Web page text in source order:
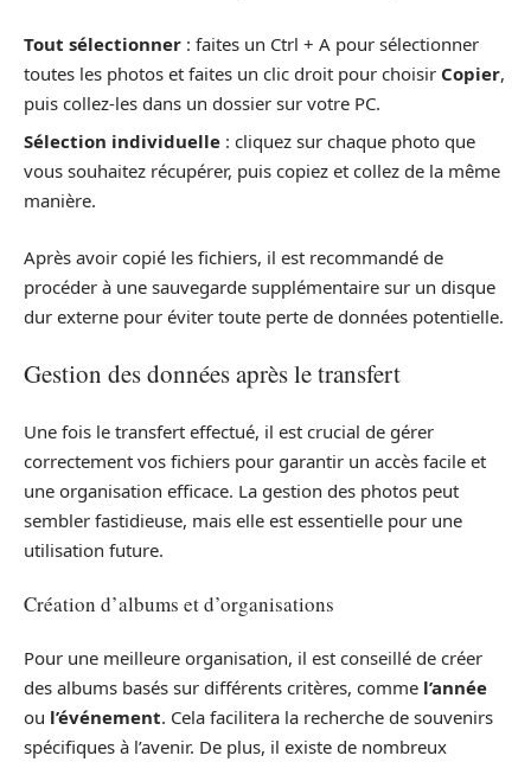
Tout sélectionner : faites un Ctrl + A pour sélectionner
toutes les photos et faites un clic droit pour choisir Copier,
puis collez-les dans un dossier sur votre PC.
Sélection individuelle : cliquez sur chaque photo que
vous souhaitez récupérer, puis copiez et collez de la même
manière.
Après avoir copié les fichiers, il est recommandé de
procéder à une sauvegarde supplémentaire sur un disque
dur externe pour éviter toute perte de données potentielle.
Gestion des données après le transfert
Une fois le transfert effectué, il est crucial de gérer
correctement vos fichiers pour garantir un accès facile et
une organisation efficace. La gestion des photos peut
sembler fastidieuse, mais elle est essentielle pour une
utilisation future.
Création d’albums et d’organisations
Pour une meilleure organisation, il est conseillé de créer
des albums basés sur différents critères, comme l’année
ou l’événement. Cela facilitera la recherche de souvenirs
spécifiques à l’avenir. De plus, il existe de nombreux